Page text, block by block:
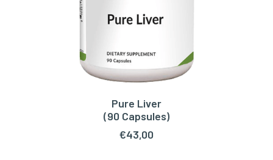
TOEVOEGEN AAN WINKELWAGEN
Pure Liver
(90 Capsules)
€43,00